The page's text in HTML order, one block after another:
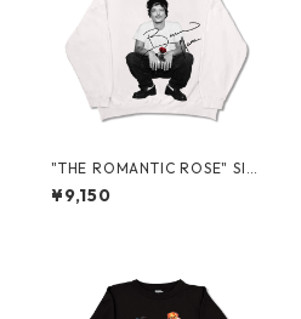
"THE ROMANTIC ROSE" SIG
NATURE CREWNECK SWEAT
¥9,150